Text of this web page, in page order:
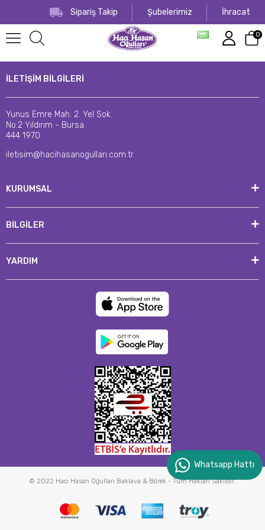
İhracat
Şubelerimiz
Sipariş Takip
0
İLETİŞİM BİLGİLERİ
Yunus Emre Mah. 2. Yel Sok.
No:2 Yıldırım - Bursa
444 1970
iletisim@hacihasanogullari.com.tr
KURUMSAL
BİLGİLER
YARDIM
© 2022 Hacı Hasan Oğulları Baklava & Börek - Tüm Hakları Saklıdır.
Whatsapp Hattı